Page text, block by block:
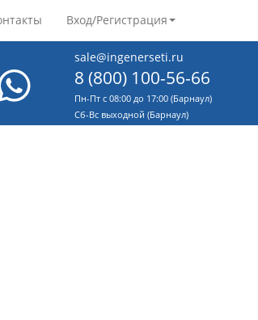
Вход/Регистрация
sale@ingenerseti.ru
8 (800) 100-56-66
Пн-Пт с 08:00 до 17:00 (Барнаул)
Cб-Вс выходной (Барнаул)